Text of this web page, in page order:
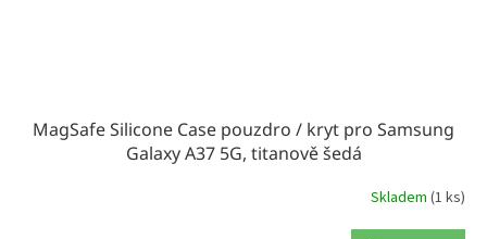
MagSafe Silicone Case pouzdro / kryt pro Samsung
Galaxy A37 5G, titanově šedá
Skladem (1 ks)